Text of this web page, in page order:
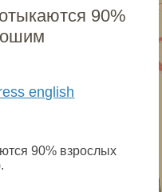
90%
english